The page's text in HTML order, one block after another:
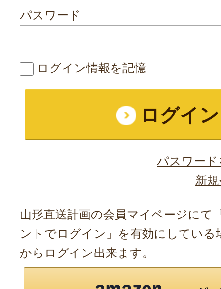
パスワード
ログイン情報を記憶
パスワー
新
山形直送計画の会員マイページにて
ントでログイン」を有効にしている
からログイン出来ます。